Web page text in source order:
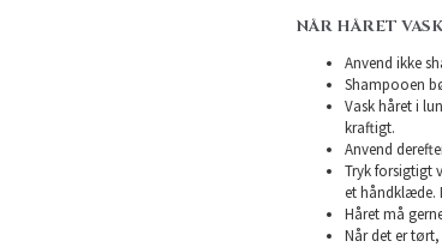
NÅR HÅRET
Anvend ikke
Shampooen
Vask håret i
kraftigt.
Anvend
Tryk forsigtigt
et håndklæde.
Håret må
Når det er